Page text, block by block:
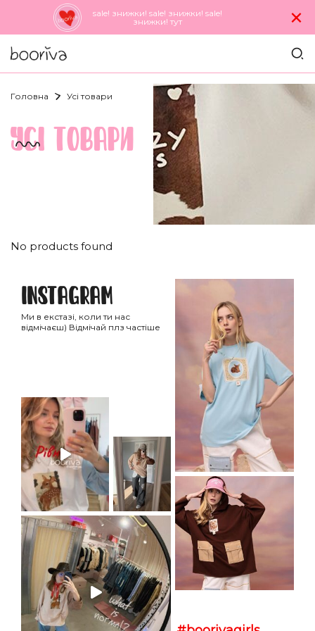
sale! знижки! sale! знижки! sale!
знижки! тут
×
Головна Усi товари
УСI ТОВАРИ
No products found
Instagram
Ми в екстазі, коли ти нас
відмічаєш) Відмічай плз частіше
ВІДПРАВИТИ
ТВІЙ ТАЄМНИЙ СПИСОК БАЖАНЬ
НА ГОЛОВНУ